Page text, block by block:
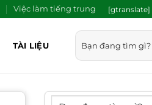
Việc làm tiếng trung [gtranslate]
TÀI LIỆU